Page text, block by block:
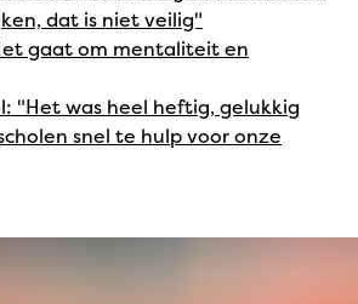
dat is niet veilig"
gaat om mentaliteit en
"Het was heel heftig, gelukkig
snel te hulp voor onze